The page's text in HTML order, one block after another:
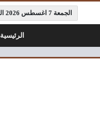
الجمعة 7 اغسطس 2026 الساعة 6:36 م
الرئيسية